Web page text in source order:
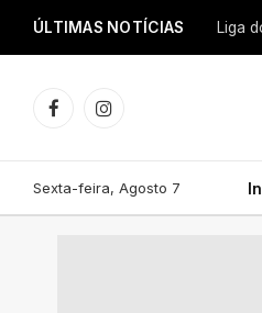
ÚLTIMAS NOTÍCIAS
FacebookInstagram
Sexta-feira, Agosto 7